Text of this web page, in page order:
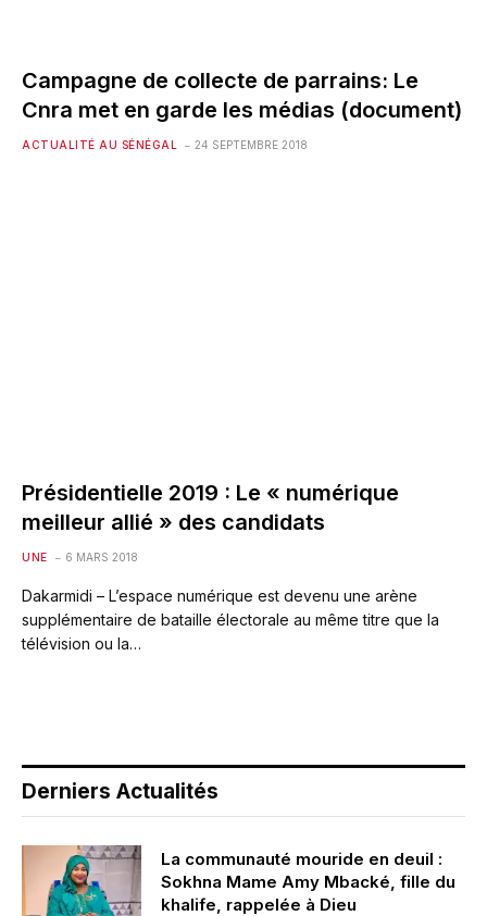
Campagne de collecte de parrains: Le
Cnra met en garde les médias (document)
ACTUALITÉ AU SÉNÉGAL 24 SEPTEMBRE 2018
Présidentielle 2019 : Le « numérique
meilleur allié » des candidats
UNE 6 MARS 2018
Dakarmidi – L’espace numérique est devenu une arène
supplémentaire de bataille électorale au même titre que la
télévision ou la…
Derniers Actualités
La communauté mouride en deuil :
Sokhna Mame Amy Mbacké, fille du
khalife, rappelée à Dieu